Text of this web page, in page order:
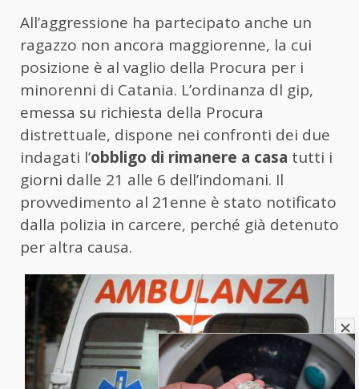
All’aggressione ha partecipato anche un
ragazzo non ancora maggiorenne, la cui
posizione è al vaglio della Procura per i
minorenni di Catania. L’ordinanza dl gip,
emessa su richiesta della Procura
distrettuale, dispone nei confronti dei due
indagati l’obbligo di rimanere a casa tutti i
giorni dalle 21 alle 6 dell’indomani. Il
provvedimento al 21enne è stato notificato
dalla polizia in carcere, perché già detenuto
per altra causa.